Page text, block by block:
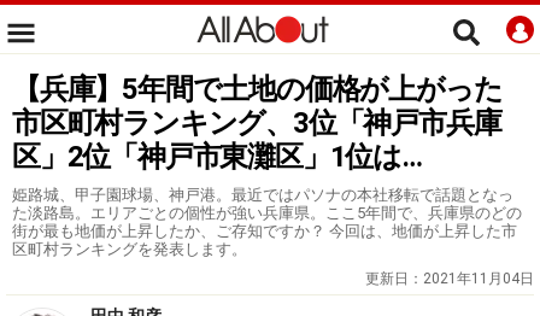
【兵庫】5年間で土地の価格が上がった
市区町村ランキング、3位「神戸市兵庫
区」2位「神戸市東灘区」1位は…
姫路城、甲子園球場、神戸港。最近ではパソナの本社移転で話題となっ
た淡路島。エリアごとの個性が強い兵庫県。ここ5年間で、兵庫県のどの
街が最も地価が上昇したか、ご存知ですか？ 今回は、地価が上昇した市
区町村ランキングを発表します。
更新日： 2021年11月04日